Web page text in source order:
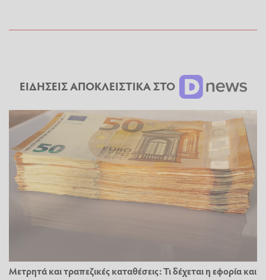
ΕΙΔΗΣΕΙΣ ΑΠΟΚΛΕΙΣΤΙΚΑ ΣΤΟ
Μετρητά και τραπεζικές καταθέσεις: Τι δέχεται η εφορία και